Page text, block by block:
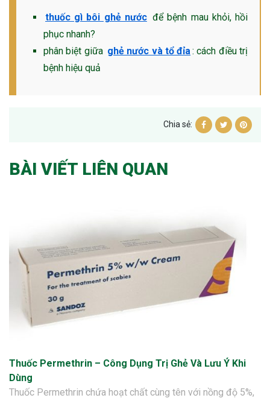
thuốc gì bôi ghẻ nước để bệnh mau khỏi, hồi
phục nhanh?
phân biệt giữa ghẻ nước và tổ đỉa : cách điều trị
bệnh hiệu quả
Chia sẻ:
BÀI VIẾT LIÊN QUAN
Thuốc Permethrin – Công Dụng Trị Ghẻ Và Lưu Ý Khi
Dùng
Thuốc Permethrin chứa hoạt chất cùng tên với nồng độ 5%,